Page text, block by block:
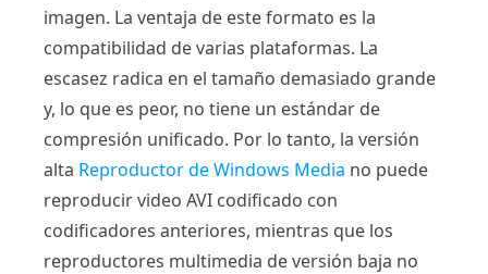
imagen. La ventaja de este formato es la
compatibilidad de varias plataformas. La
escasez radica en el tamaño demasiado grande
y, lo que es peor, no tiene un estándar de
compresión unificado. Por lo tanto, la versión
alta Reproductor de Windows Media no puede
reproducir video AVI codificado con
codificadores anteriores, mientras que los
reproductores multimedia de versión baja no